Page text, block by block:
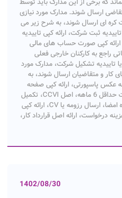
ارسال شوند. مدارک مورد نیازی
ای ارسال شوند، به شرح زیر می
ثبت شرکت، ارائه کپی تاییدیه
کپی صورت حساب های مالی
راجع به کارکنان خارجی فعلی
تشکیل شرکت، مدارک مورد
کار و متقاضیان ارسال شوند، به
ارائه 2 قطعه عکس پاسپورتی، ارائه کپی صفحه
ID پاسپورت با اعتبار پاسپورت حداقل 6 ماهه، اصل CCVI، تکمیل
و ارائه فرم درخواست به همراه امضا، ارسال رزومه یا CV، ارائه کپی
درخواست، ارائه اصل قرارداد کار،
1402/08/30